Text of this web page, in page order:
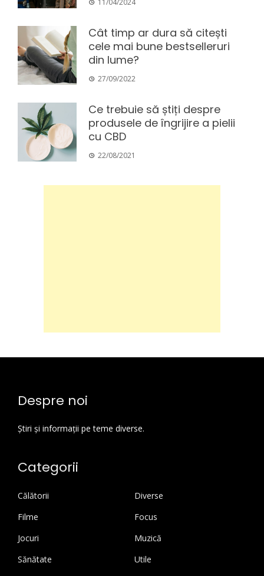
Cât timp ar dura să citești
cele mai bune bestselleruri
din lume?
27/09/2022
Ce trebuie să știți despre
produsele de îngrijire a pielii
cu CBD
22/08/2021
Despre noi
Știri și informații pe teme diverse.
Categorii
Călătorii
Diverse
Filme
Focus
Jocuri
Muzică
Sănătate
Utile